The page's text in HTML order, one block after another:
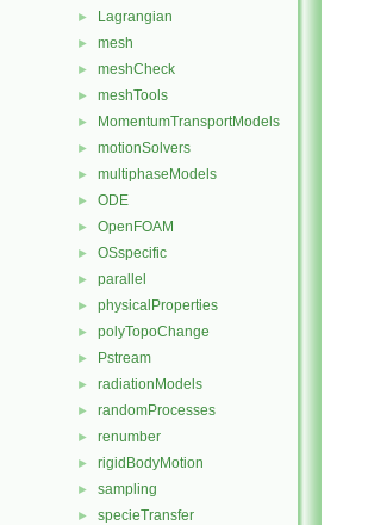
► Lagrangian
► mesh
► meshCheck
► meshTools
► MomentumTransportModels
► motionSolvers
► multiphaseModels
► ODE
► OpenFOAM
► OSspecific
► parallel
► physicalProperties
► polyTopoChange
► Pstream
► radiationModels
► randomProcesses
► renumber
► rigidBodyMotion
► sampling
► specieTransfer